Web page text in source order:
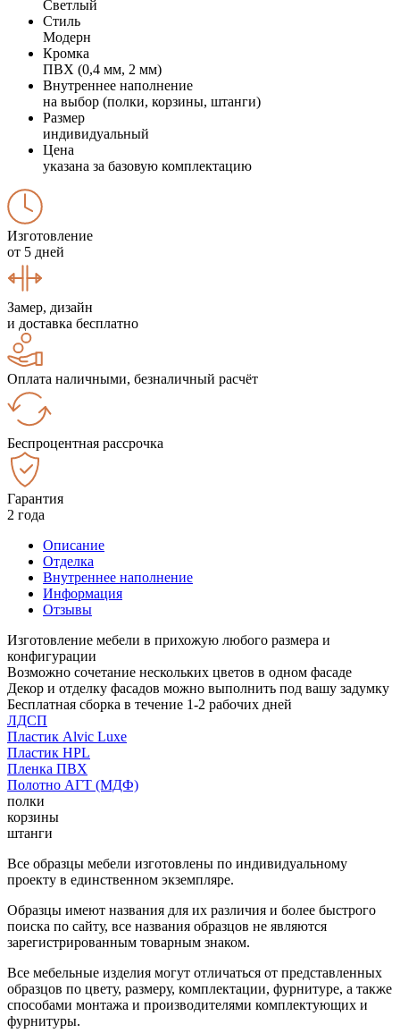
Светлый
Стиль
Модерн
Кромка
ПВХ (0,4 мм, 2 мм)
Внутреннее наполнение
на выбор (полки, корзины, штанги)
Размер
индивидуальный
Цена
указана за базовую комплектацию
Изготовление
от 5 дней
Замер, дизайн
и доставка бесплатно
Оплата наличными, безналичный расчёт
Беспроцентная рассрочка
Гарантия
2 года
Описание
Отделка
Внутреннее наполнение
Информация
Отзывы
Изготовление мебели в прихожую любого размера и
конфигурации
Возможно сочетание нескольких цветов в одном фасаде
Декор и отделку фасадов можно выполнить под вашу задумку
Бесплатная сборка в течение 1-2 рабочих дней
ЛДСП
Пластик Alvic Luxe
Пластик HPL
Пленка ПВХ
Полотно АГТ (МДФ)
полки
корзины
штанги
Все образцы мебели изготовлены по индивидуальному
проекту в единственном экземпляре.
Образцы имеют названия для их различия и более быстрого
поиска по сайту, все названия образцов не являются
зарегистрированным товарным знаком.
Все мебельные изделия могут отличаться от представленных
образцов по цвету, размеру, комплектации, фурнитуре, а также
способами монтажа и производителями комплектующих и
фурнитуры.